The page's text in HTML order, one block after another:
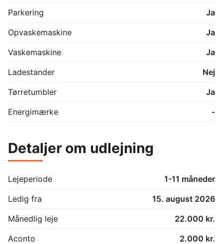
Parkering
Ja
Opvaskemaskine
Ja
Vaskemaskine
Ja
Ladestander
Nej
Tørretumbler
Ja
Energimærke
-
Detaljer om udlejning
Lejeperiode
1-11 måneder
Ledig fra
15. august 2026
Månedlig leje
22.000 kr.
Aconto
2.000 kr.